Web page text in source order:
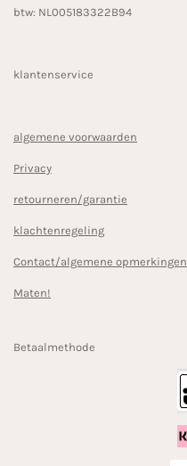
btw: NL005183322B94
klantenservice
algemene voorwaarden
Privacy
retourneren/garantie
klachtenregeling
Contact/algemene opmerkingen
Maten!
Betaalmethode